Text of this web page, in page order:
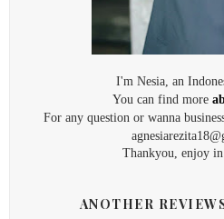
I'm Nesia, an
You can find more
For any question or wanna
Thankyou, enjoy
ANOTHER